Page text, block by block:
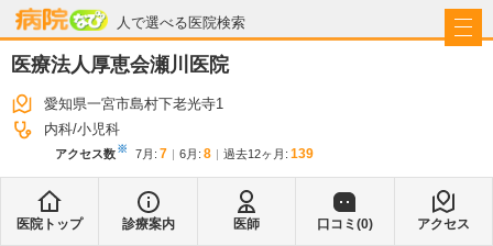
人で選べる医院検索
病院なび
医療法人厚恵会瀬川医院
愛知県一宮市島村下老光寺1
内科 小児科
アクセス数※ 7月 : 7 6月 : 8 過去12ヶ月: 139
医院トップ 診療案内 医師 口コミ(0) アクセス